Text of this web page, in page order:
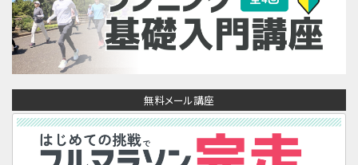
無料メール講座